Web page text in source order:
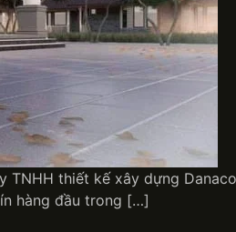
thiết kế xây dựng
hàng đầu trong […]